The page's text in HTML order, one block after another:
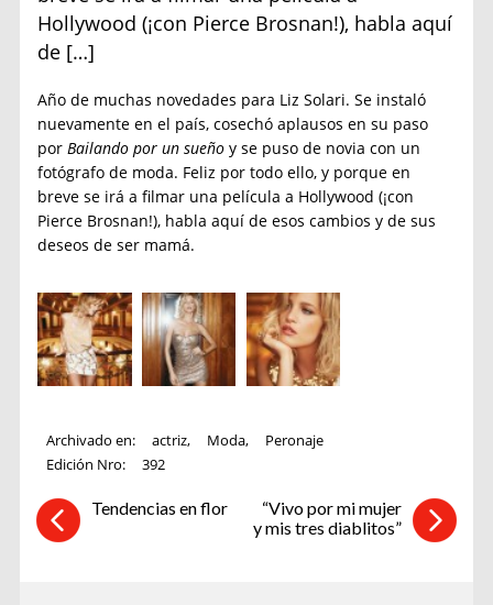
Hollywood (¡con Pierce Brosnan!), habla aquí
de […]
Año de muchas novedades para Liz Solari. Se instaló
nuevamente en el país, cosechó aplausos en su paso
por Bailando por un sueño y se puso de novia con un
fotógrafo de moda. Feliz por todo ello, y porque en
breve se irá a filmar una película a Hollywood (¡con
Pierce Brosnan!), habla aquí de esos cambios y de sus
deseos de ser mamá.
Archivado en: actriz, Moda,
Peronaje
Edición Nro:
392
Tendencias en flor
“Vivo por mi mujer
y mis tres diablitos”